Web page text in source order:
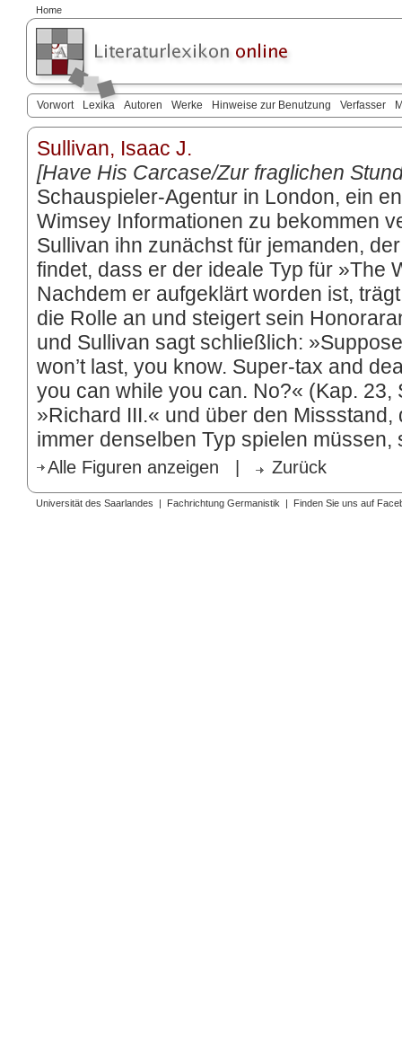
Home
Vorwort Lexika Autoren Werke Hinweise zur Benutzung Verfasser
Sullivan, Isaac J.
[Have His Carcase/Zur fraglichen
Schauspieler-Agentur in London, ein
Wimsey Informationen zu bekommen
Sullivan ihn zunächst für jemanden,
findet, dass er der ideale Typ für »The
Nachdem er aufgeklärt worden ist,
die Rolle an und steigert sein
und Sullivan sagt schließlich:
won’t last, you know. Super-tax and
you can while you can. No?« (Kap. 23,
»Richard III.« und über den
immer denselben Typ spielen müssen,
Alle Figuren anzeigen Zurück
Universität des Saarlandes | Fachrichtung Germanistik | Finden Sie uns auf